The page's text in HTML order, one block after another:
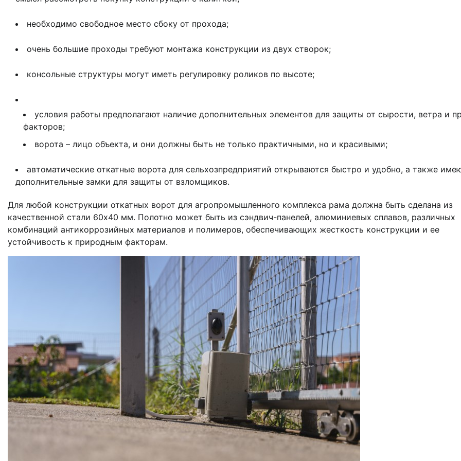
необходимо свободное место сбоку от прохода;
очень большие проходы требуют монтажа конструкции из двух створок;
консольные структуры могут иметь регулировку роликов по высоте;
условия работы предполагают наличие дополнительных элементов для защиты от сырости, ветра и
факторов;
ворота – лицо объекта, и они должны быть не только практичными, но и красивыми;
автоматические откатные ворота для сельхозпредприятий открываются быстро и удобно, а также
дополнительные замки для защиты от взломщиков.
Для любой конструкции откатных ворот для агропромышленного комплекса рама должна быть сделана из
качественной стали 60х40 мм. Полотно может быть из сэндвич-панелей, алюминиевых сплавов, различных
комбинаций антикоррозийных материалов и полимеров, обеспечивающих жесткость конструкции и ее
устойчивость к природным факторам.